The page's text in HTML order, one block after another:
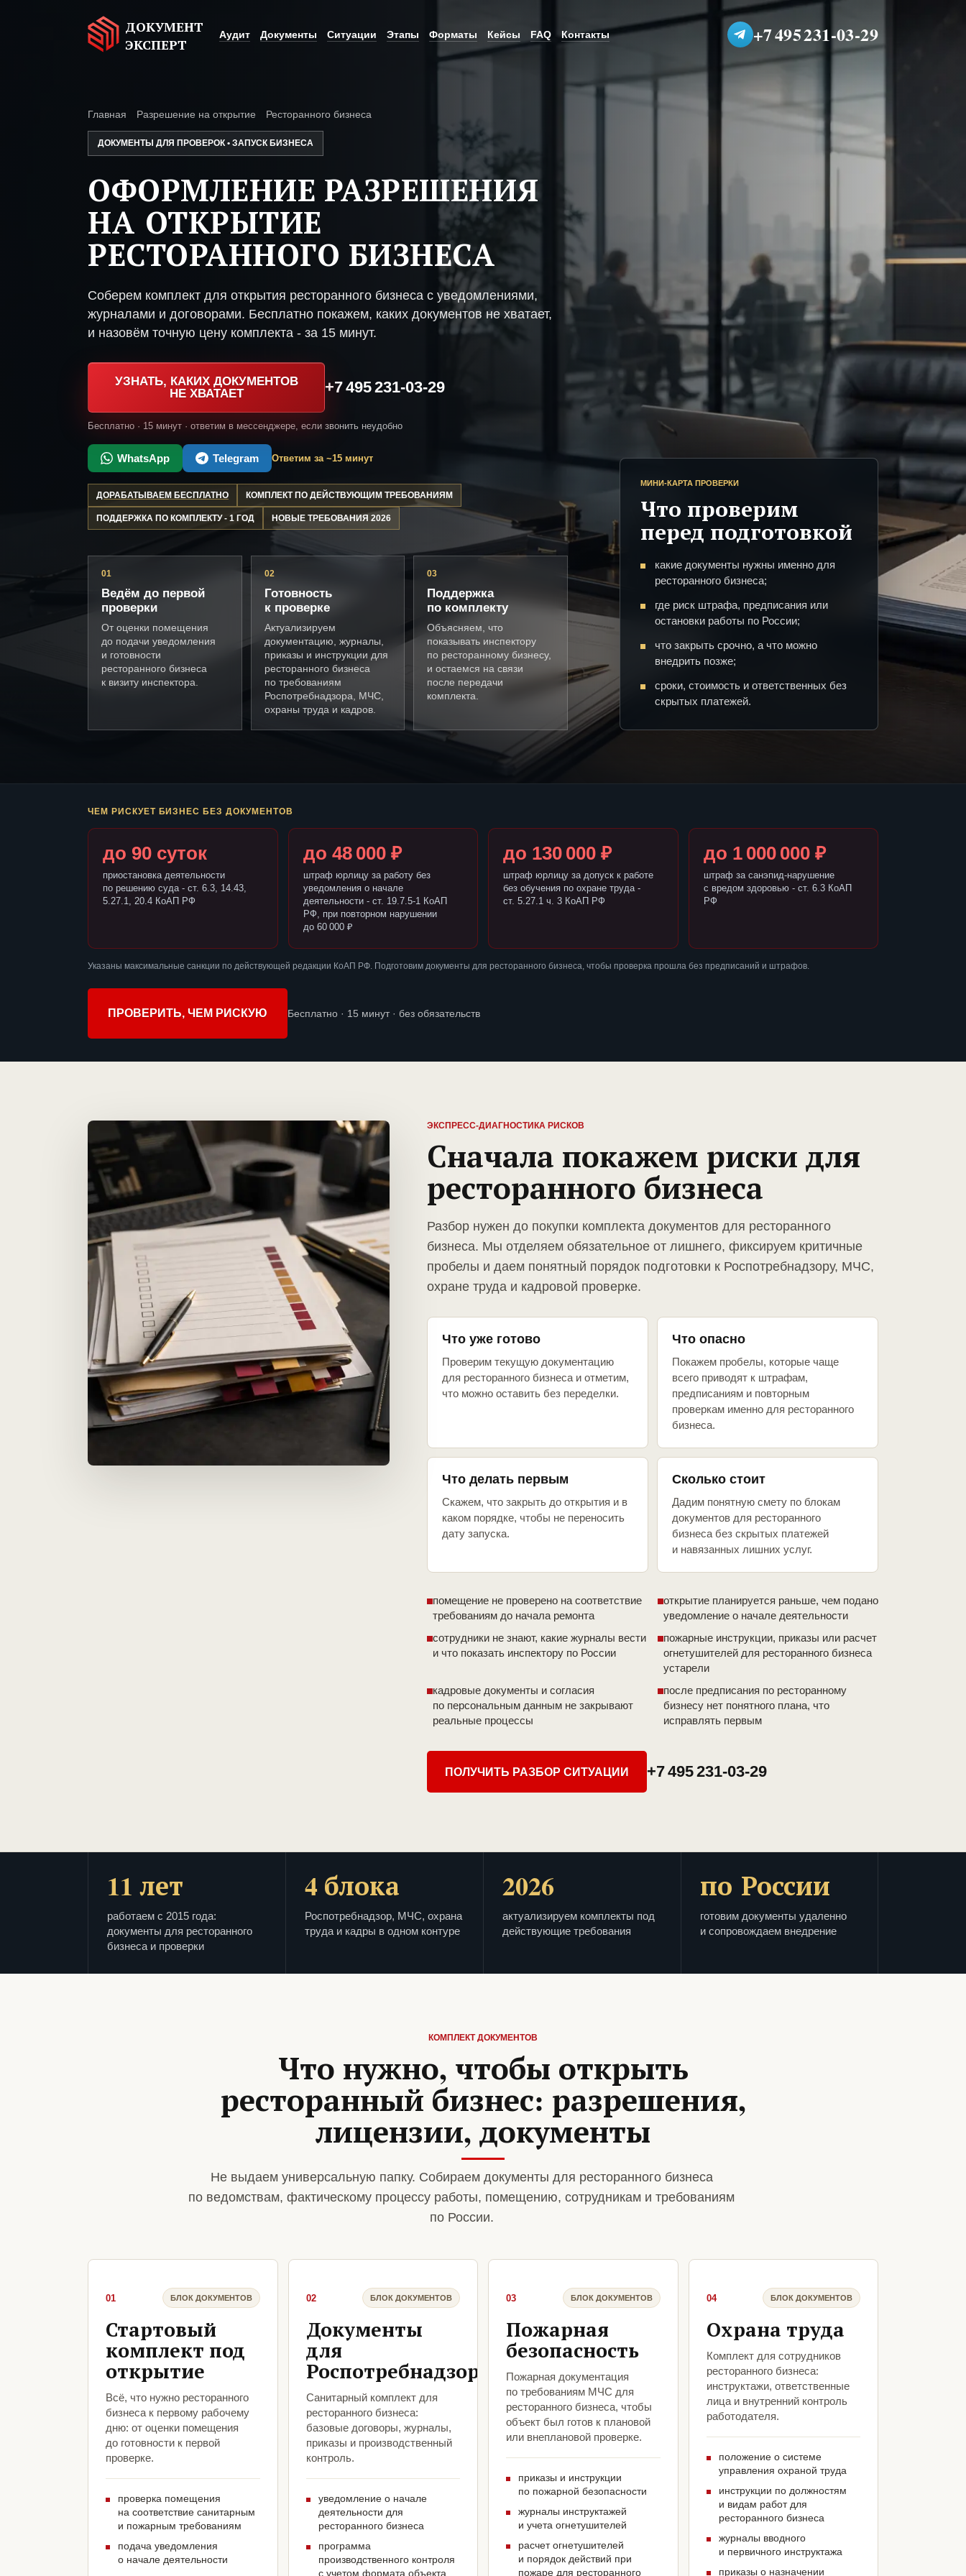
ДОКУМЕНТ
ЭКСПЕРТ
Аудит Документы Ситуации Этапы Форматы Кейсы FAQ Контакты +7 495 231-03-29
Главная Разрешение на открытие Ресторанного бизнеса
ДОКУМЕНТЫ ДЛЯ ПРОВЕРОК • ЗАПУСК БИЗНЕСА
ОФОРМЛЕНИЕ РАЗРЕШЕНИЯ
НА ОТКРЫТИЕ
РЕСТОРАННОГО БИЗНЕСА
Соберем комплект для открытия ресторанного бизнеса с уведомлениями,
журналами и договорами. Бесплатно покажем, каких документов не хватает,
и назовём точную цену комплекта - за 15 минут.
УЗНАТЬ, КАКИХ ДОКУМЕНТОВ
НЕ ХВАТАЕТ
+7 495 231-03-29
Бесплатно · 15 минут · ответим в мессенджере, если звонить неудобно
WhatsApp Telegram Ответим за ~15 минут
ДОРАБАТЫВАЕМ БЕСПЛАТНО КОМПЛЕКТ ПО ДЕЙСТВУЮЩИМ ТРЕБОВАНИЯМ
ПОДДЕРЖКА ПО КОМПЛЕКТУ - 1 ГОД НОВЫЕ ТРЕБОВАНИЯ 2026
01
Ведём до первой
проверки
От оценки помещения
до подачи уведомления
и готовности
ресторанного бизнеса
к визиту инспектора.
02
Готовность
к проверке
Актуализируем
документацию, журналы,
приказы и инструкции для
ресторанного бизнеса
по требованиям
Роспотребнадзора, МЧС,
охраны труда и кадров.
03
Поддержка
по комплекту
Объясняем, что
показывать инспектору
по ресторанному бизнесу,
и остаемся на связи
после передачи
комплекта.
МИНИ-КАРТА ПРОВЕРКИ
Что проверим
перед подготовкой
какие документы нужны именно для
ресторанного бизнеса;
где риск штрафа, предписания или
остановки работы по России;
что закрыть срочно, а что можно
внедрить позже;
сроки, стоимость и ответственных без
скрытых платежей.
ЧЕМ РИСКУЕТ БИЗНЕС БЕЗ ДОКУМЕНТОВ
до 90 суток
приостановка деятельности
по решению суда - ст. 6.3, 14.43,
5.27.1, 20.4 КоАП РФ
до 48 000 ₽
штраф юрлицу за работу без
уведомления о начале
деятельности - ст. 19.7.5-1 КоАП
РФ, при повторном нарушении
до 60 000 ₽
до 130 000 ₽
штраф юрлицу за допуск к работе
без обучения по охране труда -
ст. 5.27.1 ч. 3 КоАП РФ
до 1 000 000 ₽
штраф за санэпид-нарушение
с вредом здоровью - ст. 6.3 КоАП
РФ
Указаны максимальные санкции по действующей редакции КоАП РФ. Подготовим документы для ресторанного бизнеса, чтобы проверка прошла без предписаний и штрафов.
ПРОВЕРИТЬ, ЧЕМ РИСКУЮ Бесплатно · 15 минут · без обязательств
ЭКСПРЕСС-ДИАГНОСТИКА РИСКОВ
Сначала покажем риски для
ресторанного бизнеса
Разбор нужен до покупки комплекта документов для ресторанного
бизнеса. Мы отделяем обязательное от лишнего, фиксируем критичные
пробелы и даем понятный порядок подготовки к Роспотребнадзору, МЧС,
охране труда и кадровой проверке.
Что уже готово
Проверим текущую документацию
для ресторанного бизнеса и отметим,
что можно оставить без переделки.
Что опасно
Покажем пробелы, которые чаще
всего приводят к штрафам,
предписаниям и повторным
проверкам именно для ресторанного
бизнеса.
Что делать первым
Скажем, что закрыть до открытия и в
каком порядке, чтобы не переносить
дату запуска.
Сколько стоит
Дадим понятную смету по блокам
документов для ресторанного
бизнеса без скрытых платежей
и навязанных лишних услуг.
помещение не проверено на соответствие
требованиям до начала ремонта
открытие планируется раньше, чем подано
уведомление о начале деятельности
сотрудники не знают, какие журналы вести
и что показать инспектору по России
пожарные инструкции, приказы или расчет
огнетушителей для ресторанного бизнеса
устарели
кадровые документы и согласия
по персональным данным не закрывают
реальные процессы
после предписания по ресторанному
бизнесу нет понятного плана, что
исправлять первым
ПОЛУЧИТЬ РАЗБОР СИТУАЦИИ +7 495 231-03-29
11 лет
работаем с 2015 года:
документы для ресторанного
бизнеса и проверки
4 блока
Роспотребнадзор, МЧС, охрана
труда и кадры в одном контуре
2026
актуализируем комплекты под
действующие требования
по России
готовим документы удаленно
и сопровождаем внедрение
КОМПЛЕКТ ДОКУМЕНТОВ
Что нужно, чтобы открыть
ресторанный бизнес: разрешения,
лицензии, документы
Не выдаем универсальную папку. Собираем документы для ресторанного бизнеса
по ведомствам, фактическому процессу работы, помещению, сотрудникам и требованиям
по России.
01 БЛОК ДОКУМЕНТОВ
Стартовый
комплект под
открытие
Всё, что нужно ресторанного
бизнеса к первому рабочему
дню: от оценки помещения
до готовности к первой
проверке.
проверка помещения
на соответствие санитарным
и пожарным требованиям
подача уведомления
о начале деятельности
02 БЛОК ДОКУМЕНТОВ
Документы
для
Роспотребнадзора
Санитарный комплект для
ресторанного бизнеса:
базовые договоры, журналы,
приказы и производственный
контроль.
уведомление о начале
деятельности для
ресторанного бизнеса
программа
производственного контроля
с учетом формата объекта
03 БЛОК ДОКУМЕНТОВ
Пожарная
безопасность
Пожарная документация
по требованиям МЧС для
ресторанного бизнеса, чтобы
объект был готов к плановой
или внеплановой проверке.
приказы и инструкции
по пожарной безопасности
журналы инструктажей
и учета огнетушителей
расчет огнетушителей
и порядок действий при
пожаре для ресторанного
04 БЛОК ДОКУМЕНТОВ
Охрана труда
Комплект для сотрудников
ресторанного бизнеса:
инструктажи, ответственные
лица и внутренний контроль
работодателя.
положение о системе
управления охраной труда
инструкции по должностям
и видам работ для
ресторанного бизнеса
журналы вводного
и первичного инструктажа
приказы о назначении